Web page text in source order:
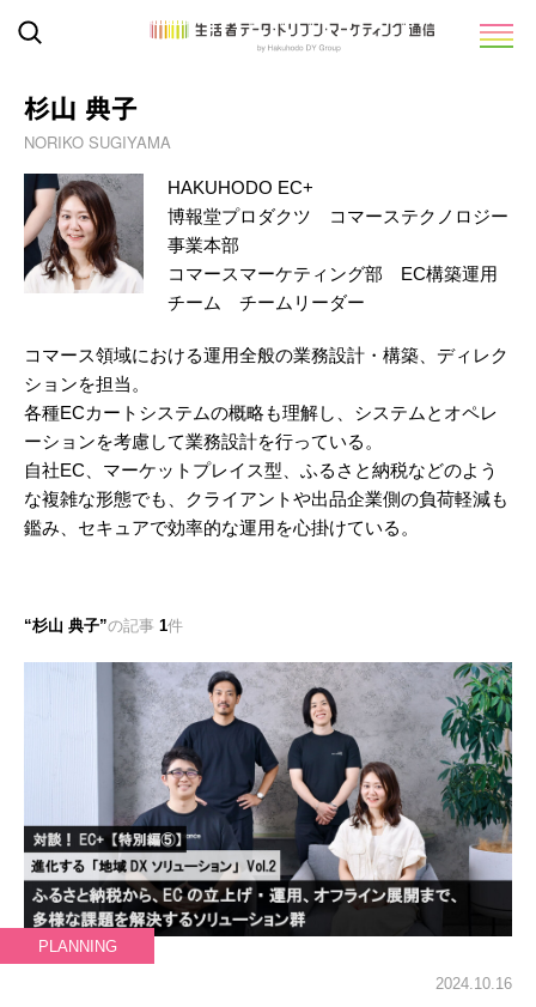
杉山 典子
NORIKO SUGIYAMA
HAKUHODO EC+
博報堂プロダクツ コマーステクノロジー
事業本部
コマースマーケティング部 EC構築運用
チーム チームリーダー
コマース領域における運用全般の業務設計・構築、ディレク
ションを担当。
各種ECカートシステムの概略も理解し、システムとオペレ
ーションを考慮して業務設計を行っている。
自社EC、マーケットプレイス型、ふるさと納税などのよう
な複雑な形態でも、クライアントや出品企業側の負荷軽減も
鑑み、セキュアで効率的な運用を心掛けている。
杉山 典子 の記事 1件
PLANNING
2024.10.16